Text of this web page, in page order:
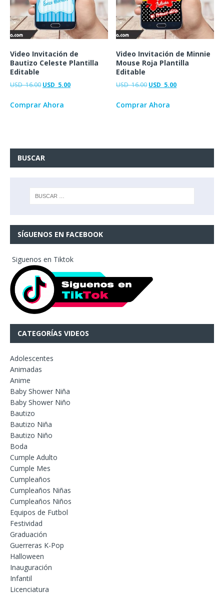
Video Invitación de
Bautizo Celeste Plantilla
Editable
USD16.00 USD 5.00
Comprar Ahora
Video Invitación de Minnie
Mouse Roja Plantilla
Editable
USD16.00 USD 5.00
Comprar Ahora
BUSCAR
SÍGUENOS EN FACEBOOK
Siguenos en Tiktok
CATEGORÍAS VIDEOS
Adolescentes
Animadas
Anime
Baby Shower Niña
Baby Shower Niño
Bautizo
Bautizo Niña
Bautizo Niño
Boda
Cumple Adulto
Cumple Mes
Cumpleaños
Cumpleaños Niñas
Cumpleaños Niños
Equipos de Futbol
Festividad
Graduación
Guerreras K-Pop
Halloween
Inauguración
Infantil
Licenciatura